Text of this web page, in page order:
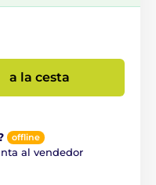
a la cesta
offline
al vendedor